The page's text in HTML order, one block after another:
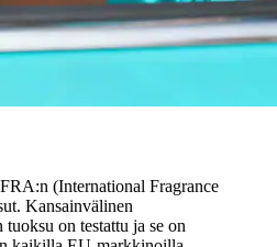
(International Fragrance
Kansainvälinen
on testattu ja se on